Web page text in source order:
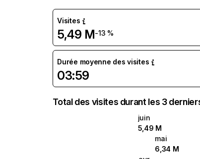
Visites
5,49 M-13 %
Durée moyenne des visites
03:59
Total des visites durant les 3
juin
5,49 M
mai
6,34 M